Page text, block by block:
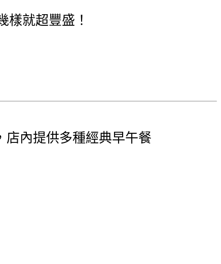
樣就超豐盛！
店內提供多種經典早午餐